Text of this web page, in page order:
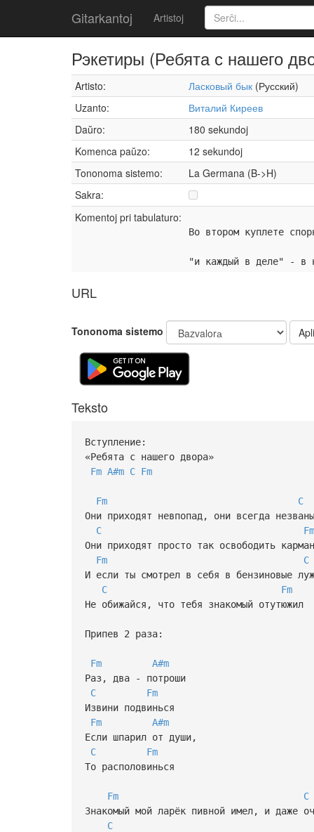
Gitarkantoj Artistoj
Рэкетиры (Ребята с нашего
Artisto: Ласковый бык (Русский)
Uzanto:
Виталий Киреев
Daŭro:
180 sekundoj
Komenca paŭzo:
12 sekundoj
Tononoma sistemo:
La Germana (B->H)
Sakra:
Komentoj pri tabulaturo:
Во втором куплете
"и каждый в деле" - в
URL
Tononoma sistemo
Teksto
Вступление:
«Ребята с нашего двора»
Fm A#m C Fm
Fm
C
Они приходят невпопад, они всегда незваны
C
Fm
Они приходят просто так освободить
Fm
C
И если ты смотрел в себя в бензиновые
C
Fm
Не обижайся, что тебя знакомый отутюжил
Припев 2 раза:
Fm
A#m
Раз, два - потроши
C
Fm
Извини подвинься
Fm
A#m
Если шпарил от души,
C
Fm
То располовинься
Fm
C
Знакомый мой ларёк пивной имел, и даже
C